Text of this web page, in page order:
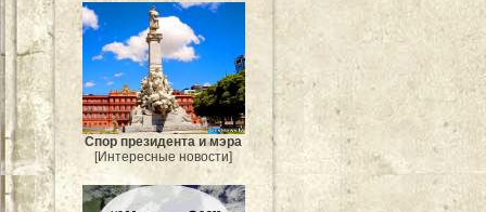
Спор президента и мэра
[Интересные новости]